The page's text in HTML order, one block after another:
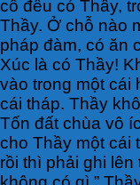
cô đều có Thầy,
Thầy. Ở chỗ nào
pháp đàm, có ăn
Xúc là có Thầy!
vào trong một cái
cái tháp. Thầy
Tốn đất chùa vô
cho Thầy một cái
rồi thì phải ghi